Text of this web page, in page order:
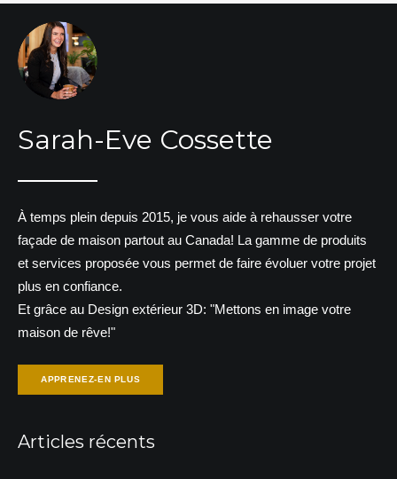
Sarah-Eve Cossette
À temps plein depuis 2015, je vous aide à rehausser votre
façade de maison partout au Canada! La gamme de produits
et services proposée vous permet de faire évoluer votre projet
plus en confiance.
Et grâce au Design extérieur 3D: "Mettons en image votre
maison de rêve!"
APPRENEZ-EN PLUS
Articles récents